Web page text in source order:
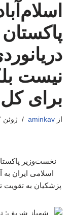
نیست
برای
از aminkav ژوئن 27, 2026
نخست‌وزیر
اسلامی ایران
پزشکیان به تقویت